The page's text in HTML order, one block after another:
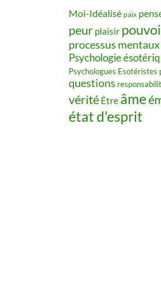
Moi-Idéalisé paix
peur plaisir
processus mentaux
Psychologie
Psychologues Esotéristes
questions
vérité Être âme
état d'esprit